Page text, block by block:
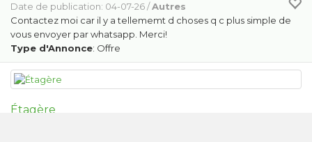
Date de publication: 04-07-26 /Autres
Contactez moi car il y a tellememt d choses q c plus simple de
vous envoyer par whatsapp. Merci!
Type d'Annonce: Offre
Étagère